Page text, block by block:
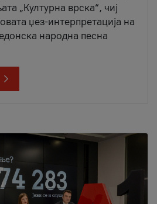
„Културна врска“, чиј
џез-интерпретација на
народна песна